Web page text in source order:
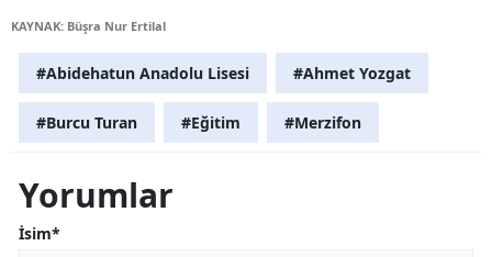
KAYNAK: Büşra Nur Ertilal
#Abidehatun Anadolu Lisesi #Ahmet Yozgat
#Burcu Turan #Eğitim #Merzifon
Yorumlar
İsim*